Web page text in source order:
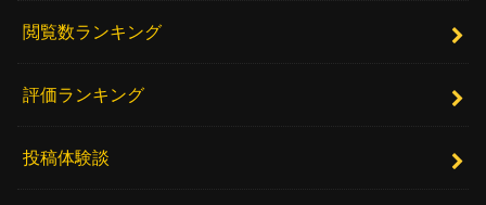
閲覧数ランキング
評価ランキング
投稿体験談